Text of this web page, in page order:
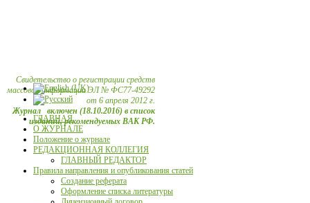
Свидетельство о регистрации средств
массовой информации ЭЛ № ФС77-49292
от 6 апреля 2012 г.
Журнал включен (18.10.2016) в список
изданий, рекомендуемых ВАК РФ.
ГЛАВНАЯ
О ЖУРНАЛЕ
Положение о журнале
РЕДАКЦИОННАЯ КОЛЛЕГИЯ
ГЛАВНЫЙ РЕДАКТОР
Правила направления и опубликования статей
Создание реферата
Оформление списка литературы